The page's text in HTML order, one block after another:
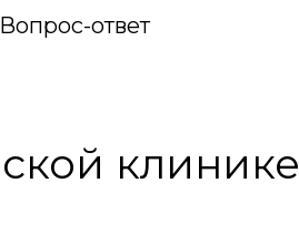
Вопрос-ответ
клинике